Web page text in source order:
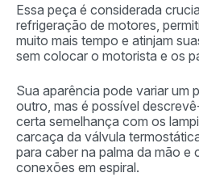
Essa peça é considerada
refrigeração de motores,
muito mais tempo e atinjam
sem colocar o motorista e os
Sua aparência pode variar um
outro, mas é possível
certa semelhança com os
carcaça da válvula
para caber na palma da mão e
conexões em espiral.